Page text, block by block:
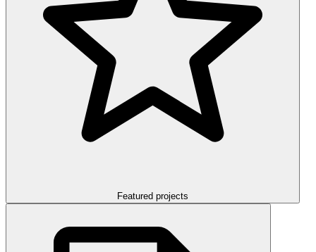
Featured projects